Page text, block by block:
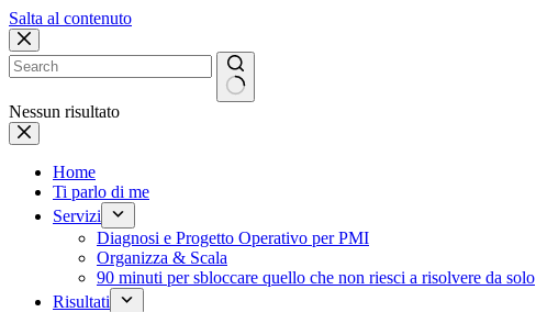
Salta al contenuto
Nessun risultato
Home
Ti parlo di me
Servizi
Diagnosi e Progetto Operativo per PMI
Organizza & Scala
90 minuti per sbloccare quello che non riesci a risolvere da solo
Risultati